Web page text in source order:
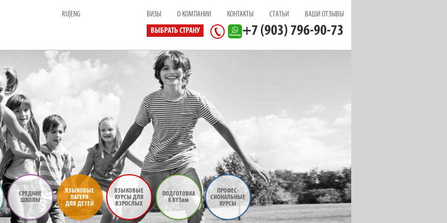
RU ENG ВАШИ ОТЗЫВЫ
СТАТЬИ
КОНТАКТЫ
О КОМПАНИИ
ВИЗЫ
+7 (903) 796-90-73
ВЫБРАТЬ СТРАНУ
СРЕДНИЕ
ШКОЛЫ
ЯЗЫКОВЫЕ
ЛАГЕРЯ
ДЛЯ ДЕТЕЙ
ЯЗЫКОВЫЕ
КУРСЫ ДЛЯ
ВЗРОСЛЫХ
ПОДГОТОВКА
К ВУЗам
ПРОФЕС-
СИОНАЛЬНЫЕ
КУРСЫ